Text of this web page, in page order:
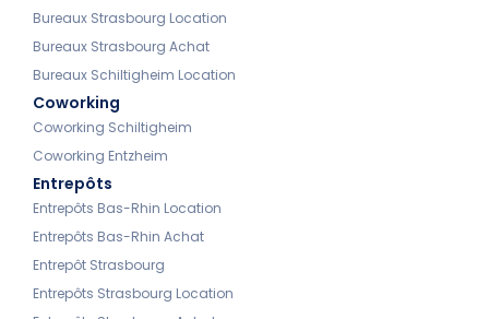
Bureaux Strasbourg Location
Bureaux Strasbourg Achat
Bureaux Schiltigheim Location
Coworking
Coworking Schiltigheim
Coworking Entzheim
Entrepôts
Entrepôts Bas-Rhin Location
Entrepôts Bas-Rhin Achat
Entrepôt Strasbourg
Entrepôts Strasbourg Location